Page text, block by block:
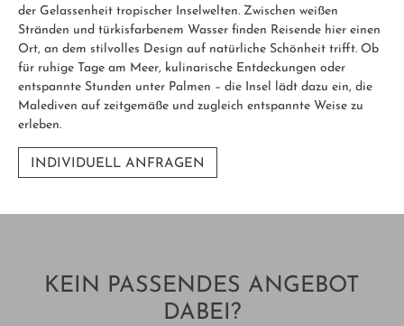
der Gelassenheit tropischer Inselwelten. Zwischen weißen
Stränden und türkisfarbenem Wasser finden Reisende hier einen
Ort, an dem stilvolles Design auf natürliche Schönheit trifft. Ob
für ruhige Tage am Meer, kulinarische Entdeckungen oder
entspannte Stunden unter Palmen – die Insel lädt dazu ein, die
Malediven auf zeitgemäße und zugleich entspannte Weise zu
erleben.
INDIVIDUELL ANFRAGEN
KEIN PASSENDES ANGEBOT
DABEI?